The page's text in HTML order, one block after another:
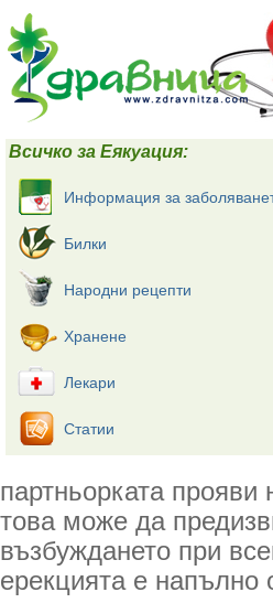
Всичко за Еякуация:
Информация за
Билки
Народни рецепти
Хранене
Лекари
Статии
партньорката прояви
това може да
възбуждането при
ерекцията е напълно